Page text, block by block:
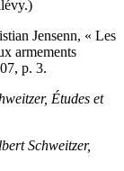
Jensenn, « Les
armements
p. 3.
Études et
Schweitzer,